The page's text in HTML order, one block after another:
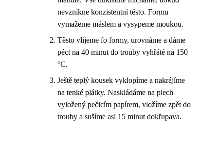
nevznikne konzistentní těsto. Formu
vymažeme máslem a vysypeme moukou.
Těsto vlijeme fo formy, urovnáme a dáme
péct na 40 minut do trouby vyhřáté na 150
°C.
Ještě teplý kousek vyklopíme a nakrájíme
na tenké plátky. Naskládáme na plech
vyložený pečicím papírem, vložíme zpět do
trouby a sušíme asi 15 minut dokřupava.